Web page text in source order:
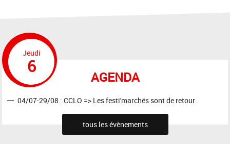
AGENDA
Jeudi
6
04/07-29/08 : CCLO => Les festi'marchés sont de retour
tous les évènements